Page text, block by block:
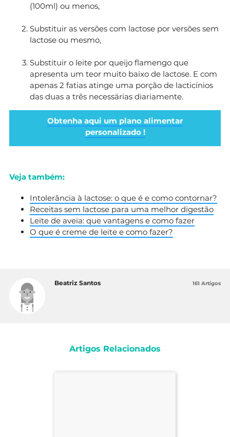
(100ml) ou menos,
Substituir as versões com lactose por versões sem
lactose ou mesmo,
Substituir o leite por queijo flamengo que
apresenta um teor muito baixo de lactose. E com
apenas 2 fatias atinge uma porção de lacticínios
das duas a três necessárias diariamente.
Obtenha aqui um plano alimentar
personalizado !
Veja também:
Intolerância à lactose: o que é e como contornar?
Receitas sem lactose para uma melhor digestão
Leite de aveia: que vantagens e como fazer
O que é creme de leite e como fazer?
Beatriz Santos 161 Artigos
Artigos Relacionados